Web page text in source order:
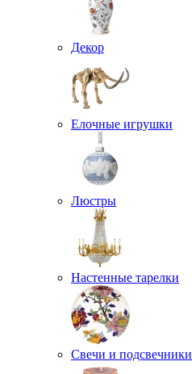
Декор
Елочные игрушки
Люстры
Настенные тарелки
Свечи и подсвечники